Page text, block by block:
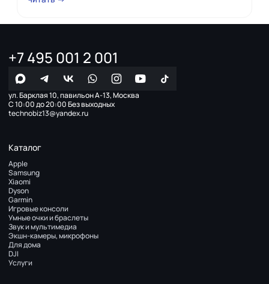
+7 495 001 2 001
ул. Барклая 10, павильон А-13, Москва
С 10:00 до 20:00 Без выходных
technobiz13@yandex.ru
Каталог
Apple
Samsung
Xiaomi
Dyson
Garmin
Игровые консоли
Умные очки и браслеты
Звук и мультимедиа
Экшн-камеры, микрофоны
Для дома
DJI
Услуги